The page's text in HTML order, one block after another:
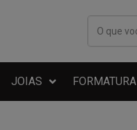
JOIAS FORMATURA